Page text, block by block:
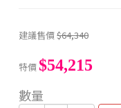
建議售價$64,340
特價$54,215
數量